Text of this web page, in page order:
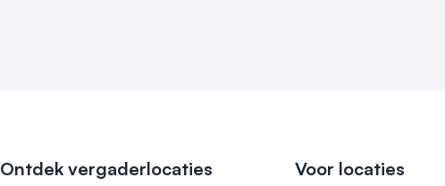
Ontdek vergaderlocaties Voor locaties